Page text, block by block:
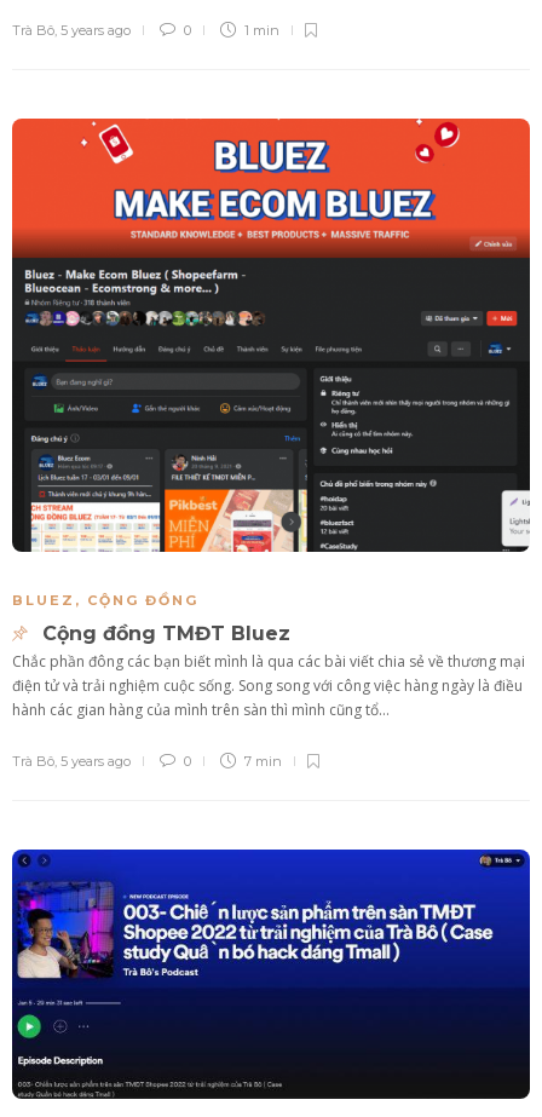
Trà Bô, 5 years ago 0 1 min
BLUEZ , CỘNG ĐỒNG
Cộng đồng TMĐT Bluez
Chắc phần đông các bạn biết mình là qua các bài viết chia sẻ về thương mại
điện tử và trải nghiệm cuộc sống. Song song với công việc hàng ngày là điều
hành các gian hàng của mình trên sàn thì mình cũng tổ...
Trà Bô 5 years ago 0 7 min